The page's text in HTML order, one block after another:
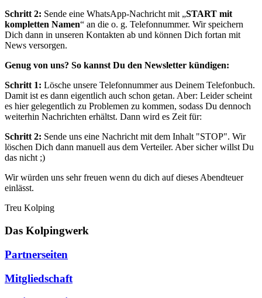
Schritt 2: Sende eine WhatsApp-Nachricht mit „START mit
kompletten Namen“ an die o. g. Telefonnummer. Wir speichern
Dich dann in unseren Kontakten ab und können Dich fortan mit
News versorgen.
Genug von uns? So kannst Du den Newsletter kündigen:
Schritt 1: Lösche unsere Telefonnummer aus Deinem Telefonbuch.
Damit ist es dann eigentlich auch schon getan. Aber: Leider scheint
es hier gelegentlich zu Problemen zu kommen, sodass Du dennoch
weiterhin Nachrichten erhältst. Dann wird es Zeit für:
Schritt 2: Sende uns eine Nachricht mit dem Inhalt "STOP". Wir
löschen Dich dann manuell aus dem Verteiler. Aber sicher willst Du
das nicht ;)
Wir würden uns sehr freuen wenn du dich auf dieses Abendteuer
einlässt.
Treu Kolping
Das Kolpingwerk
Partnerseiten
Mitgliedschaft